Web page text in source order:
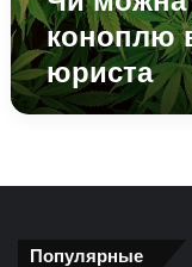
коноплю
юриста
Популярные